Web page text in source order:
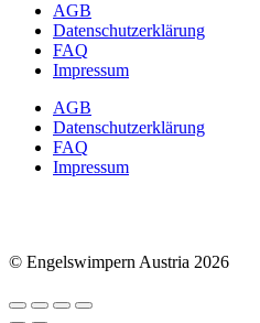
AGB
Datenschutzerklärung
FAQ
Impressum
AGB
Datenschutzerklärung
FAQ
Impressum
© Engelswimpern Austria 2026